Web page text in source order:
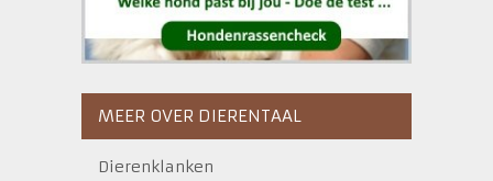
MEER OVER DIERENTAAL
Dierenklanken